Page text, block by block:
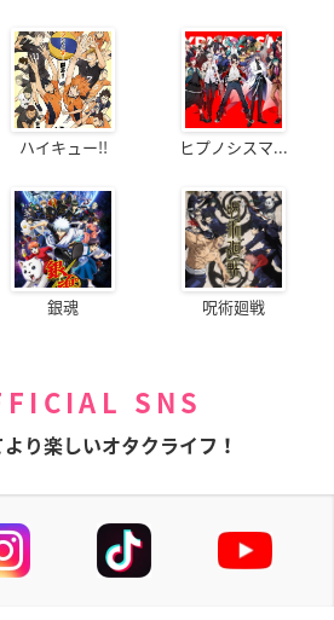
ハイキュー!! ヒプノシスマ...
銀魂 呪術廻戦
SNS
り楽しいオタクライフ！